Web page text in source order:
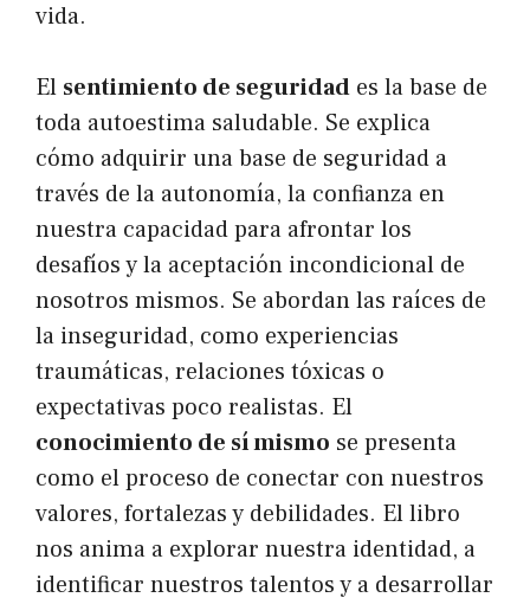
vida.
El sentimiento de seguridad es la base de
toda autoestima saludable. Se explica
cómo adquirir una base de seguridad a
través de la autonomía, la confianza en
nuestra capacidad para afrontar los
desafíos y la aceptación incondicional de
nosotros mismos. Se abordan las raíces de
la inseguridad, como experiencias
traumáticas, relaciones tóxicas o
expectativas poco realistas. El
conocimiento de sí mismo se presenta
como el proceso de conectar con nuestros
valores, fortalezas y debilidades. El libro
nos anima a explorar nuestra identidad, a
identificar nuestros talentos y a desarrollar